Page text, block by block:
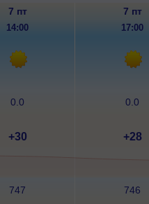
7 пт 7 пт
14:00 17:00
0.0 0.0
+30 +28
747 746